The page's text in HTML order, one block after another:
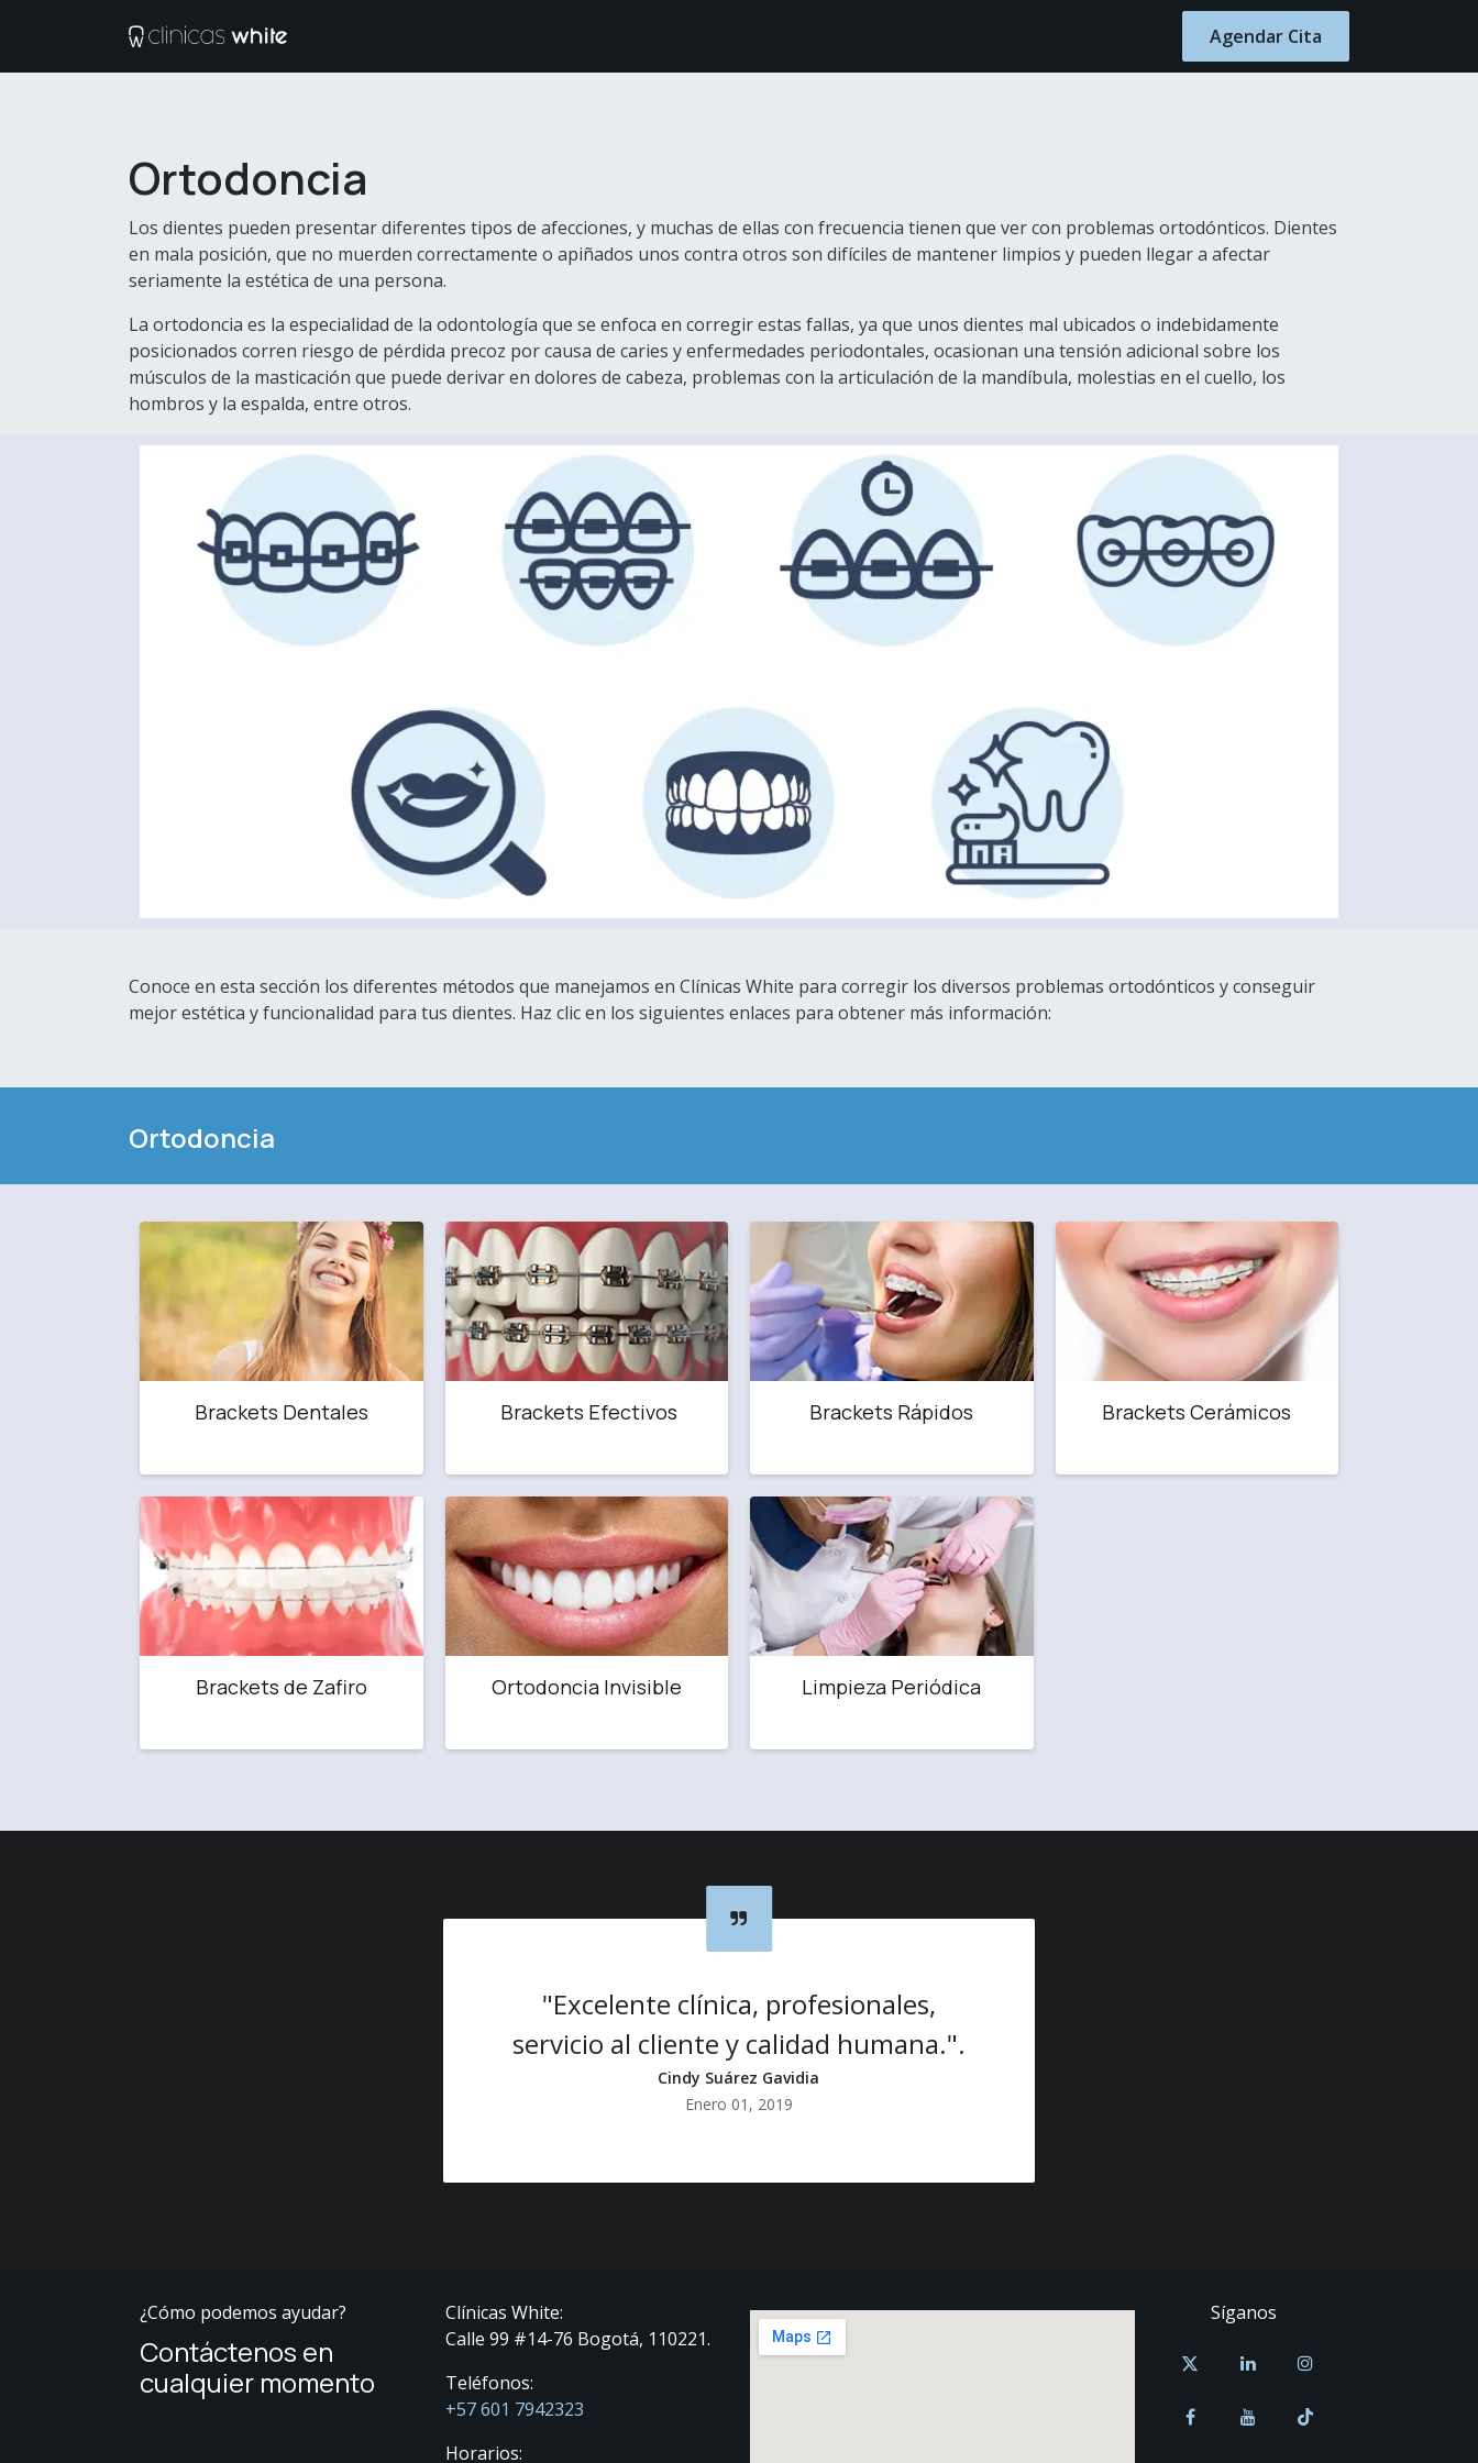
Agendar Cita
Ortodoncia
Los dientes pueden presentar diferentes tipos de afecciones, y muchas de ellas con frecuencia tienen que ver con problemas ortodónticos. Dientes
en mala posición, que no muerden correctamente o apiñados unos contra otros son difíciles de mantener limpios y pueden llegar a afectar
seriamente la estética de una persona.
La ortodoncia es la especialidad de la odontología que se enfoca en corregir estas fallas, ya que unos dientes mal ubicados o indebidamente
posicionados corren riesgo de pérdida precoz por causa de caries y enfermedades periodontales, ocasionan una tensión adicional sobre los
músculos de la masticación que puede derivar en dolores de cabeza, problemas con la articulación de la mandíbula, molestias en el cuello, los
hombros y la espalda, entre otros.
Conoce en esta sección los diferentes métodos que manejamos en Clínicas White para corregir los diversos problemas ortodónticos y conseguir
mejor estética y funcionalidad para tus dientes. Haz clic en los siguientes enlaces para obtener más información:
Ortodoncia
Brackets Dentales Brackets Rápidos Brackets Cerámicos
Brackets Efectivos
Brackets de Zafiro Ortodoncia Invisible Limpieza Periódica
"Excelente clínica, profesionales,
servicio al cliente y calidad humana.".
Cindy Suárez Gavidia
Enero 01, 2019
¿Cómo podemos ayudar?
Contáctenos en
cualquier momento
Clínicas White:
Calle 99 #14-76 Bogotá, 110221.
Teléfonos:
+57 601 7942323
Horarios:
Síganos